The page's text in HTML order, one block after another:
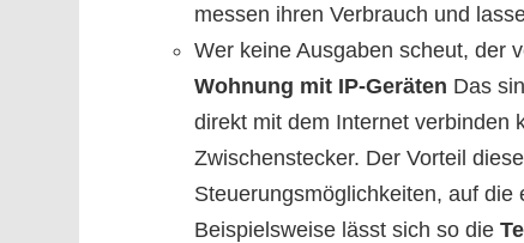
messen ihren Verbrauch und
Wer keine Ausgaben scheut, der
Wohnung mit IP-Geräten Das
direkt mit dem Internet verbinden
Zwischenstecker. Der Vorteil
Steuerungsmöglichkeiten, auf
Beispielsweise lässt sich so die